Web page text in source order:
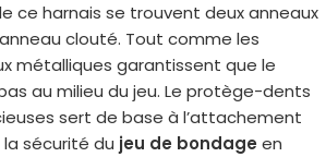
ce harnais se trouvent deux anneaux
clouté. Tout comme les
métalliques garantissent que le
au milieu du jeu. Le protège-dents
sert de base à l’attachement
sécurité du jeu de bondage en